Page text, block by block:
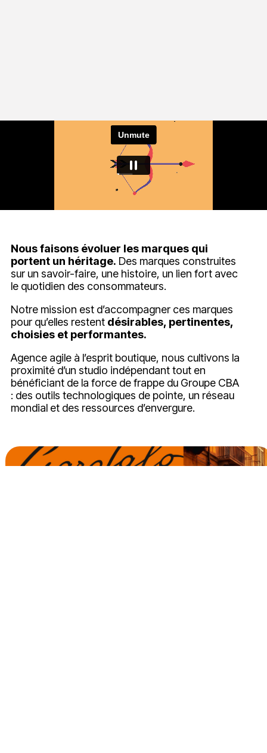
Nous faisons évoluer les marques qui
portent un héritage. Des marques construites
sur un savoir-faire, une histoire, un lien fort avec
le quotidien des consommateurs.
Notre mission est d’accompagner ces marques
pour qu’elles restent désirables, pertinentes,
choisies et performantes.
Agence agile à l’esprit boutique, nous cultivons la
proximité d’un studio indépendant tout en
bénéficiant de la force de frappe du Groupe CBA
: des outils technologiques de pointe, un réseau
mondial et des ressources d’envergure.